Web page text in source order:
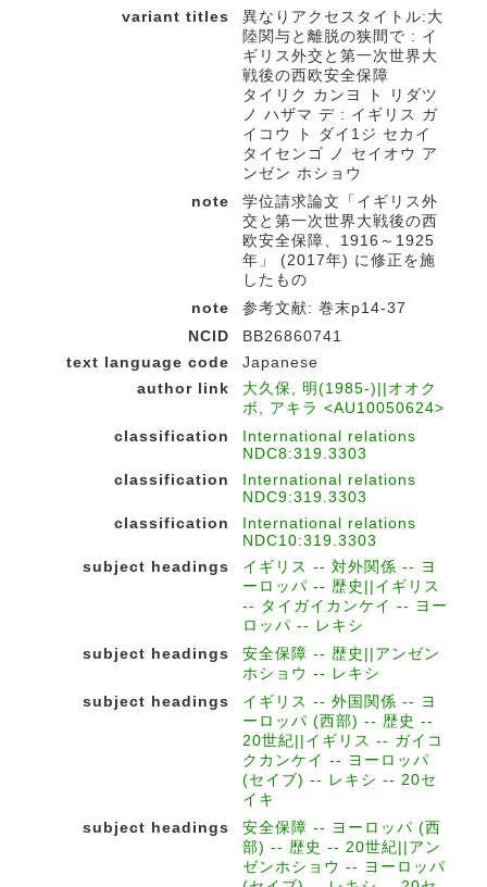
variant titles
異なりアクセスタイトル:大
陸関与と離脱の狭間で : イ
ギリス外交と第一次世界大
戦後の西欧安全保障
タイリク カンヨ ト リダツ
ノ ハザマ デ : イギリス ガ
イコウ ト ダイ1ジ セカイ
タイセンゴ ノ セイオウ ア
ンゼン ホショウ
note
学位請求論文「イギリス外
交と第一次世界大戦後の西
欧安全保障、1916～1925
年」 (2017年) に修正を施
したもの
note
参考文献: 巻末p14-37
NCID
BB26860741
text language code
Japanese
author link
大久保, 明(1985-)||オオク
ボ, アキラ <AU10050624>
classification
International relations
NDC8:319.3303
classification
International relations
NDC9:319.3303
classification
International relations
NDC10:319.3303
subject headings
イギリス -- 対外関係 -- ヨ
ーロッパ -- 歴史||イギリス
-- タイガイカンケイ -- ヨー
ロッパ -- レキシ
subject headings
安全保障 -- 歴史||アンゼン
ホショウ -- レキシ
subject headings
イギリス -- 外国関係 -- ヨ
ーロッパ (西部) -- 歴史 --
20世紀||イギリス -- ガイコ
クカンケイ -- ヨーロッパ
(セイブ) -- レキシ -- 20セ
イキ
subject headings
安全保障 -- ヨーロッパ (西
部) -- 歴史 -- 20世紀||アン
ゼンホショウ -- ヨーロッパ